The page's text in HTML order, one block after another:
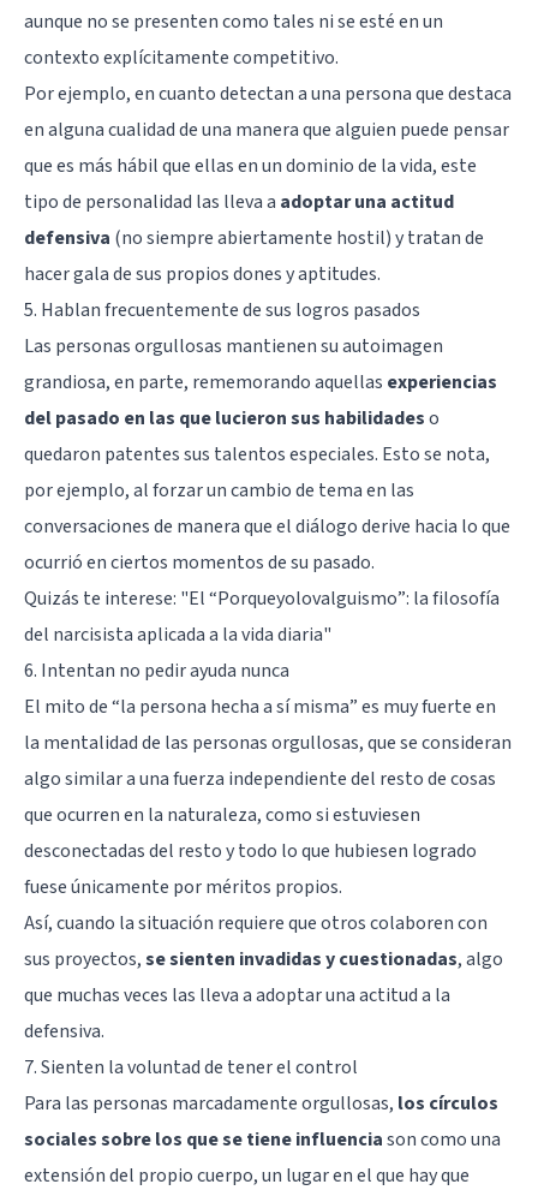
aunque no se presenten como tales ni se esté en un
contexto explícitamente competitivo.
Por ejemplo, en cuanto detectan a una persona que destaca
en alguna cualidad de una manera que alguien puede pensar
que es más hábil que ellas en un dominio de la vida, este
tipo de personalidad las lleva a adoptar una actitud
defensiva (no siempre abiertamente hostil) y tratan de
hacer gala de sus propios dones y aptitudes.
5. Hablan frecuentemente de sus logros pasados
Las personas orgullosas mantienen su autoimagen
grandiosa, en parte, rememorando aquellas experiencias
del pasado en las que lucieron sus habilidadeso
quedaron patentes sus talentos especiales. Esto se nota,
por ejemplo, al forzar un cambio de tema en las
conversaciones de manera que el diálogo derive hacia lo que
ocurrió en ciertos momentos de su pasado.
Quizás te interese: "El “Porqueyolovalguismo”: la filosofía
del narcisista aplicada a la vida diaria"
6. Intentan no pedir ayuda nunca
El mito de “la persona hecha a sí misma” es muy fuerte en
la mentalidad de las personas orgullosas, que se consideran
algo similar a una fuerza independiente del resto de cosas
que ocurren en la naturaleza, como si estuviesen
desconectadas del resto y todo lo que hubiesen logrado
fuese únicamente por méritos propios.
Así, cuando la situación requiere que otros colaboren con
sus proyectos,se sienten invadidas y cuestionadas, algo
que muchas veces las lleva a adoptar una actitud a la
defensiva.
7. Sienten la voluntad de tener el control
Para las personas marcadamente orgullosas, los círculos
sociales sobre los que se tiene influenciason como una
extensión del propio cuerpo, un lugar en el que hay que